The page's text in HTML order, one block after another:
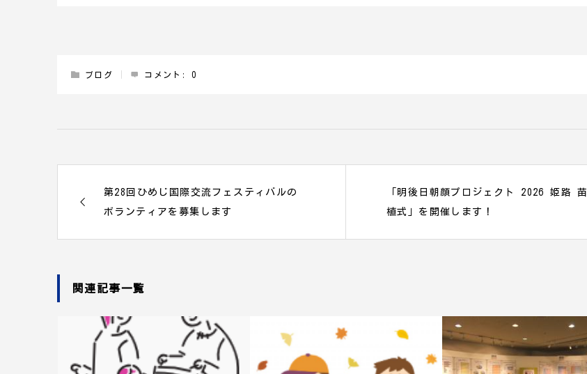
ブログ コメント: 0
第28回ひめじ国際交流フェスティバルの
ボランティアを募集します
「明後日朝顔プロジェクト 2026 姫路 苗
植式」を開催します！
関連記事一覧